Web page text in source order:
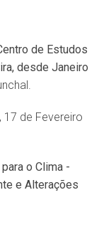
de Estudos
desde Janeiro
17 de Fevereiro
o Clima -
e Alterações